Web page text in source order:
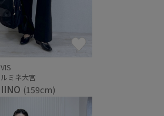
VIS
ルミネ大宮
IINO (159cm)